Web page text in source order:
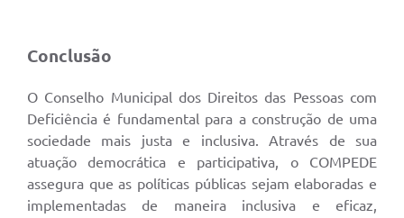
Conclusão
O Conselho Municipal dos Direitos das Pessoas com
Deficiência é fundamental para a construção de uma
sociedade mais justa e inclusiva. Através de sua
atuação democrática e participativa, o COMPEDE
assegura que as políticas públicas sejam elaboradas e
implementadas de maneira inclusiva e eficaz,